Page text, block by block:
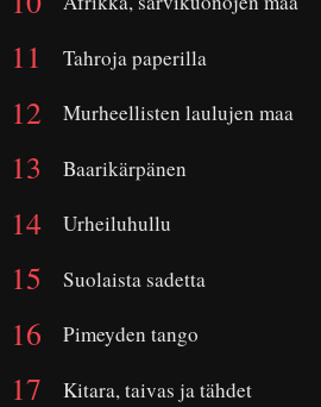
Tahroja paperilla
Murheellisten laulujen maa
Baarikärpänen
Urheiluhullu
Suolaista sadetta
Pimeyden tango
Kitara, taivas ja tähdet